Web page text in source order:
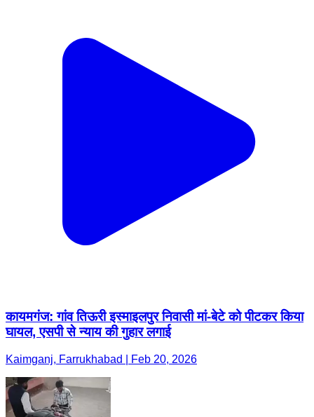
कायमगंज: गांव तिऊरी इस्माइलपुर निवासी मां-बेटे को पीटकर किया
घायल, एसपी से न्याय की गुहार लगाई
Kaimganj, Farrukhabad | Feb 20, 2026